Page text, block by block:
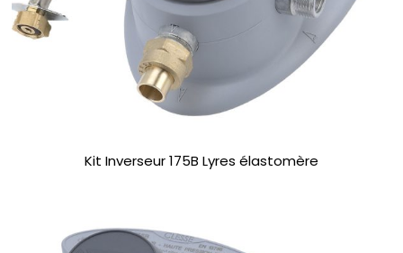
Kit Inverseur 175B Lyres élastomère